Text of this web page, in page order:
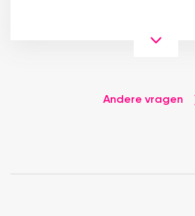
Andere vragen